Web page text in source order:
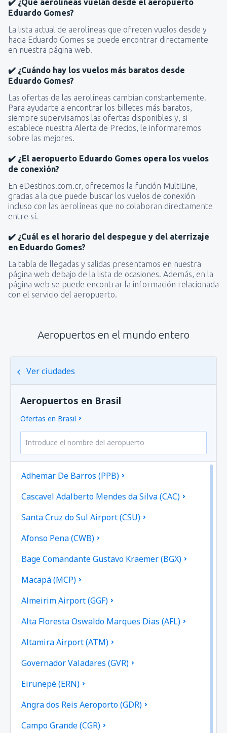
✔️ ¿Qué aerolíneas vuelan desde el aeropuerto
Eduardo Gomes?
La lista actual de aerolíneas que ofrecen vuelos desde y
hacia Eduardo Gomes se puede encontrar directamente
en nuestra página web.
✔️ ¿Cuándo hay los vuelos más baratos desde
Eduardo Gomes?
Las ofertas de las aerolíneas cambian constantemente.
Para ayudarte a encontrar los billetes más baratos,
siempre supervisamos las ofertas disponibles y, si
establece nuestra Alerta de Precios, le informaremos
sobre las mejores.
✔️ ¿El aeropuerto Eduardo Gomes opera los vuelos
de conexión?
En eDestinos.com.cr, ofrecemos la función MultiLine,
gracias a la que puede buscar los vuelos de conexión
incluso con las aerolíneas que no colaboran directamente
entre sí.
✔️ ¿Cuál es el horario del despegue y del aterrizaje
en Eduardo Gomes?
La tabla de llegadas y salidas presentamos en nuestra
página web debajo de la lista de ocasiones. Además, en la
página web se puede encontrar la información relacionada
con el servicio del aeropuerto.
Aeropuertos en el mundo entero
Ver ciudades
Aeropuertos en Brasil
Ofertas en Brasil
Adhemar De Barros (PPB)
Cascavel Adalberto Mendes da Silva (CAC)
Santa Cruz do Sul Airport (CSU)
Afonso Pena (CWB)
Bage Comandante Gustavo Kraemer (BGX)
Macapá (MCP)
Almeirim Airport (GGF)
Alta Floresta Oswaldo Marques Dias (AFL)
Altamira Airport (ATM)
Governador Valadares (GVR)
Eirunepé (ERN)
Angra dos Reis Aeroporto (GDR)
Campo Grande (CGR)